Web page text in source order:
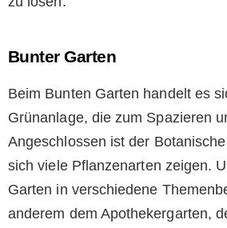
Bunter Garten
Beim Bunten Garten handelt es
Grünanlage, die zum Spazieren
Angeschlossen ist der
sich viele Pflanzenarten zeigen.
Garten in verschiedene
anderem dem Apothekergarten,